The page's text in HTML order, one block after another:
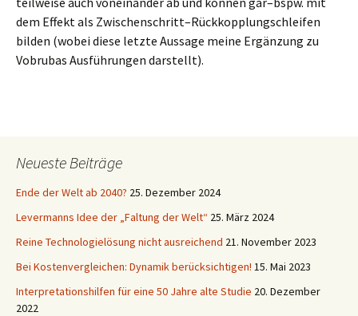
dem Effekt als Zwischenschritt–Rückkopplungschleifen
bilden (wobei diese letzte Aussage meine Ergänzung zu
Vobrubas Ausführungen darstellt).
Neueste Beiträge
Ende der Welt ab 2040? 25. Dezember 2024
Levermanns Idee der „Faltung der Welt“ 25. März 2024
Reine Technologielösung nicht ausreichend 21. November 2023
Bei Kostenvergleichen: Dynamik berücksichtigen! 15. Mai 2023
Interpretationshilfen für eine 50 Jahre alte Studie 20. Dezember
2022